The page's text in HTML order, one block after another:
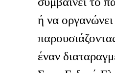
ή να
έναν